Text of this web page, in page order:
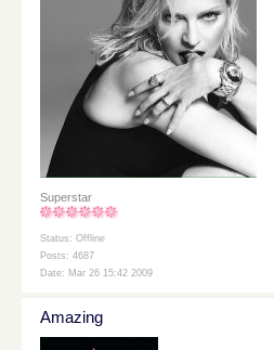
Superstar
Status: Offline
Posts: 4687
Date: Mar 26 15:42 2009
Amazing